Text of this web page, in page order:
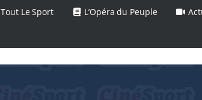
Tout Le Sport L’Opéra du Peuple